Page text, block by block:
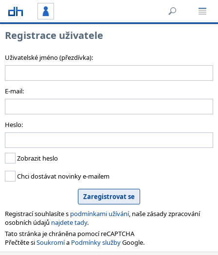
Registrace uživatele
Uživatelské jméno (přezdívka):
E-mail:
Heslo:
Zobrazit heslo
Chci dostávat novinky e-mailem
Registrací souhlasíte s podmínkami užívání, naše zásady zpracování
osobních údajů najdete tady.
Tato stránka je chráněna pomocí reCAPTCHA
Přečtěte siSoukromía Podmínky službyGoogle.